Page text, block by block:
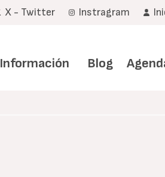
X - Twitter Instragram
Información Blog